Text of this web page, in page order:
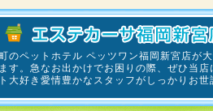
のペットホテル ペッツワン福岡新宮店が
す。急なお出かけでお困りの際、ぜひ当店
大好き愛情豊かなスタッフがしっかりお世